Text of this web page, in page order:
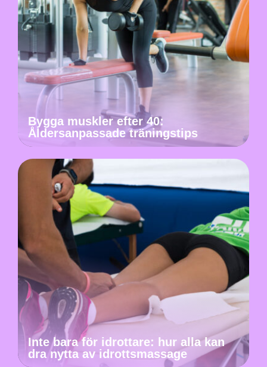
Bygga muskler efter 40:
Åldersanpassade träningstips
Inte bara för idrottare: hur alla kan
dra nytta av idrottsmassage